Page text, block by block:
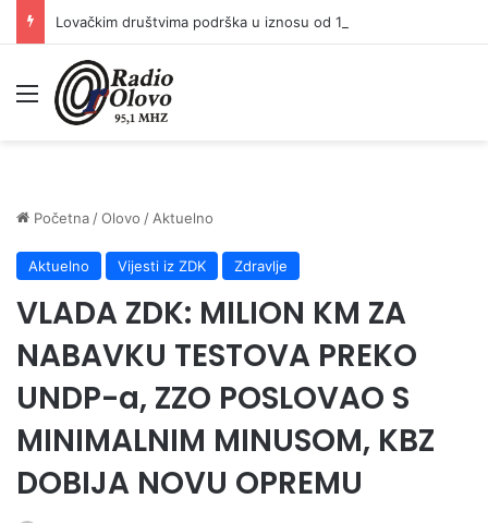
Lovačkim društvima podrška u iznosu od 138.000 KM
Meni
Početna /Olovo / Aktuelno
Aktuelno Vijesti iz ZDK Zdravlje
VLADA ZDK: MILION KM ZA
NABAVKU TESTOVA PREKO
UNDP-a, ZZO POSLOVAO S
MINIMALNIM MINUSOM, KBZ
DOBIJA NOVU OPREMU